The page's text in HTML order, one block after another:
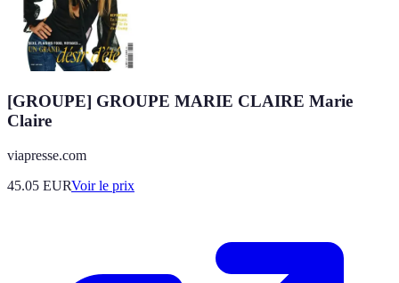
[GROUPE] GROUPE MARIE CLAIRE Marie
Claire
viapresse.com
45.05 EURVoir le prix